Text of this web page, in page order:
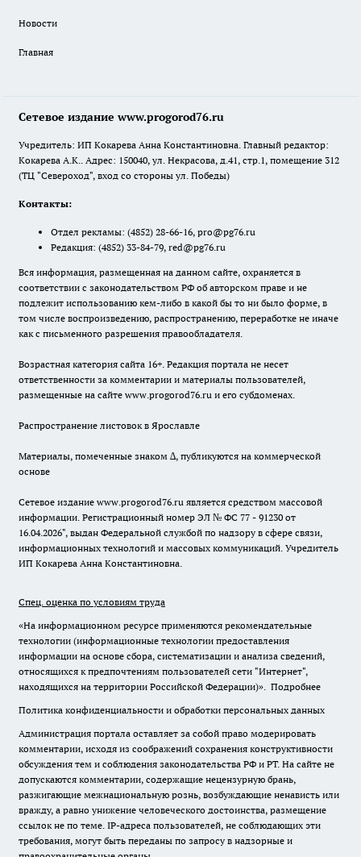
Новости
Главная
Сетевое издание www.progorod76.ru
Учредитель: ИП Кокарева Анна Константиновна. Главный редактор:
Кокарева А.К.. Адрес: 150040, ул. Некрасова, д.41, стр.1, помещение 312
(ТЦ "Североход", вход со стороны ул. Победы)
Контакты:
Отдел рекламы: (4852) 28-66-16, pro@pg76.ru
Редакция: (4852) 33-84-79, red@pg76.ru
Вся информация, размещенная на данном сайте, охраняется в
соответствии с законодательством РФ об авторском праве и не
подлежит использованию кем-либо в какой бы то ни было форме, в
том числе воспроизведению, распространению, переработке не иначе
как с письменного разрешения правообладателя.
Возрастная категория сайта 16+. Редакция портала не несет
ответственности за комментарии и материалы пользователей,
размещенные на сайте www.progorod76.ru и его субдоменах.
Распространение листовок в Ярославле
Материалы, помеченные знаком ∆, публикуются на коммерческой
основе
Сетевое издание www.progorod76.ru является средством массовой
информации. Регистрационный номер ЭЛ № ФС 77 - 91230 от
16.04.2026", выдан Федеральной службой по надзору в сфере связи,
информационных технологий и массовых коммуникаций. Учредитель
ИП Кокарева Анна Константиновна.
Спец. оценка по условиям труда
«На информационном ресурсе применяются рекомендательные
технологии (информационные технологии предоставления
информации на основе сбора, систематизации и анализа сведений,
относящихся к предпочтениям пользователей сети "Интернет",
находящихся на территории Российской Федерации)». Подробнее
Политика конфиденциальности и обработки персональных данных
Администрация портала оставляет за собой право модерировать
комментарии, исходя из соображений сохранения конструктивности
обсуждения тем и соблюдения законодательства РФ и РТ. На сайте не
допускаются комментарии, содержащие нецензурную брань,
разжигающие межнациональную рознь, возбуждающие ненависть или
вражду, а равно унижение человеческого достоинства, размещение
ссылок не по теме. IP-адреса пользователей, не соблюдающих эти
требования, могут быть переданы по запросу в надзорные и